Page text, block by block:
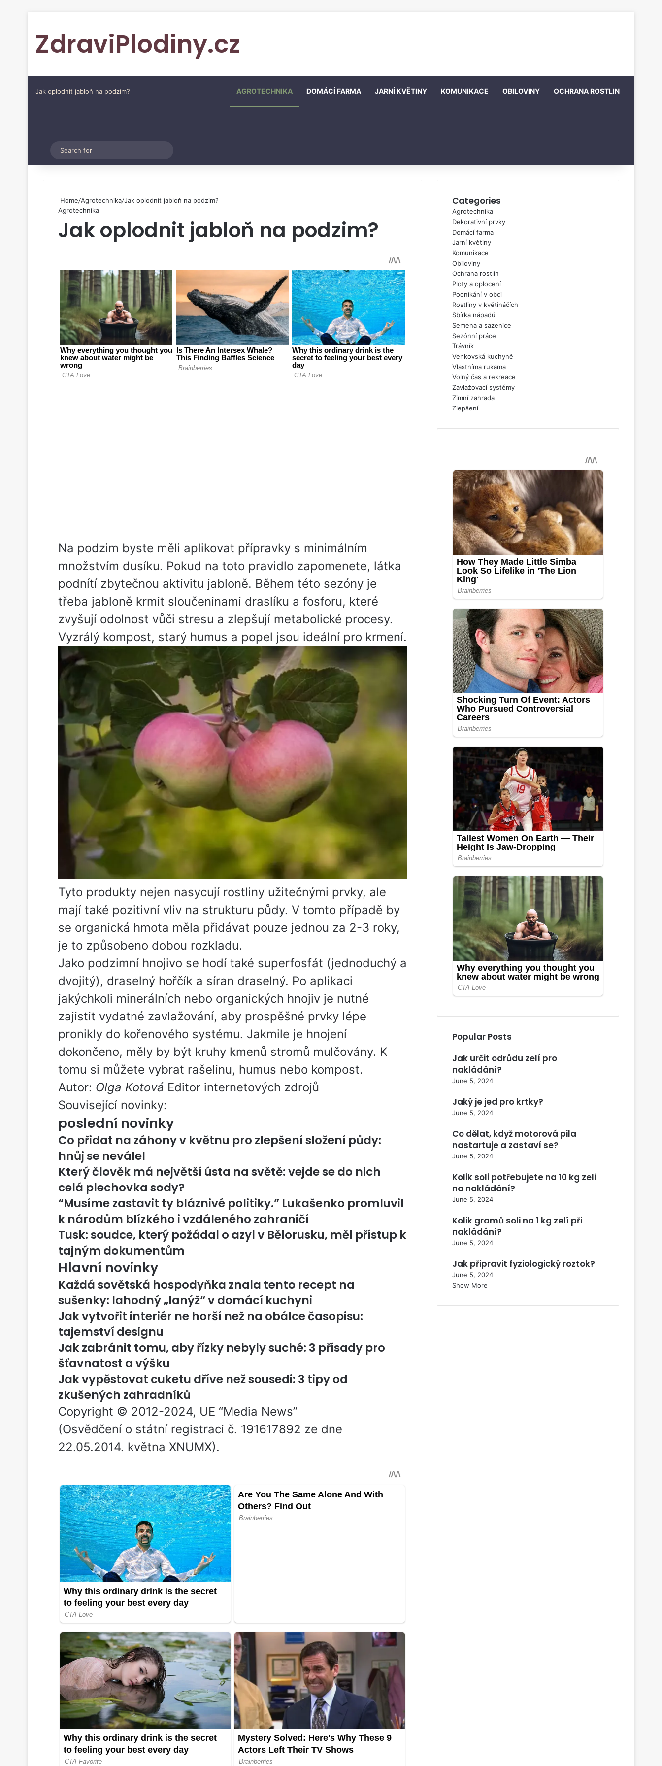
ZdraviPlodiny.cz
Jak oplodnit jabloň na podzim? AGROTECHNIKA DOMÁCÍ FARMA JARNÍ KVĚTINY KOMUNIKACE OBILOVINY OCHRANA ROSTLIN
Switch skin
for
Home/Agrotechnika/Jak oplodnit jabloň na podzim?
Agrotechnika
Jak oplodnit jabloň na podzim?
Na podzim byste měli aplikovat přípravky s minimálním
množstvím dusíku. Pokud na toto pravidlo zapomenete, látka
podnítí zbytečnou aktivitu jabloně. Během této sezóny je
třeba jabloně krmit sloučeninami draslíku a fosforu, které
zvyšují odolnost vůči stresu a zlepšují metabolické procesy.
Vyzrálý kompost, starý humus a popel jsou ideální pro krmení.
Tyto produkty nejen nasycují rostliny užitečnými prvky, ale
mají také pozitivní vliv na strukturu půdy. V tomto případě by
se organická hmota měla přidávat pouze jednou za 2-3 roky,
je to způsobeno dobou rozkladu.
Jako podzimní hnojivo se hodí také superfosfát (jednoduchý a
dvojitý), draselný hořčík a síran draselný. Po aplikaci
jakýchkoli minerálních nebo organických hnojiv je nutné
zajistit vydatné zavlažování, aby prospěšné prvky lépe
pronikly do kořenového systému. Jakmile je hnojení
dokončeno, měly by být kruhy kmenů stromů mulčovány. K
tomu si můžete vybrat rašelinu, humus nebo kompost.
Autor: Olga Kotová Editor internetových zdrojů
Související novinky:
poslední novinky
Co přidat na záhony v květnu pro zlepšení složení půdy:
hnůj se neválel
Který člověk má největší ústa na světě: vejde se do nich
celá plechovka sody?
“Musíme zastavit ty bláznivé politiky.” Lukašenko promluvil
k národům blízkého i vzdáleného zahraničí
Tusk: soudce, který požádal o azyl v Bělorusku, měl přístup k
tajným dokumentům
Hlavní novinky
Každá sovětská hospodyňka znala tento recept na
sušenky: lahodný „lanýž“ v domácí kuchyni
Jak vytvořit interiér ne horší než na obálce časopisu:
tajemství designu
Jak zabránit tomu, aby řízky nebyly suché: 3 přísady pro
šťavnatost a výšku
Jak vypěstovat cuketu dříve než sousedi: 3 tipy od
zkušených zahradníků
Copyright © 2012-2024, UE “Media News”
(Osvědčení o státní registraci č. 191617892 ze dne
22.05.2014. května XNUMX).
Categories
Agrotechnika
Dekorativní prvky
Domácí farma
Jarní květiny
Komunikace
Obiloviny
Ochrana rostlin
Ploty a oplocení
Podnikání v obci
Rostliny v květináčích
Sbírka nápadů
Semena a sazenice
Sezónní práce
Trávník
Venkovská kuchyně
Vlastníma rukama
Volný čas a rekreace
Zavlažovací systémy
Zimní zahrada
Zlepšení
Popular Posts
Jak určit odrůdu zelí pro
nakládání?
June 5, 2024
Jaký je jed pro krtky?
June 5, 2024
Co dělat, když motorová pila
nastartuje a zastaví se?
June 5, 2024
Kolik soli potřebujete na 10 kg zelí
na nakládání?
June 5, 2024
Kolik gramů soli na 1 kg zelí při
nakládání?
June 5, 2024
Jak připravit fyziologický roztok?
June 5, 2024
Show More